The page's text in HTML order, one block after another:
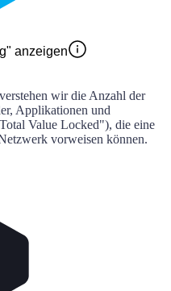
anzeigen
wir die Anzahl der
Applikationen und
Value Locked"), die eine
vorweisen können.